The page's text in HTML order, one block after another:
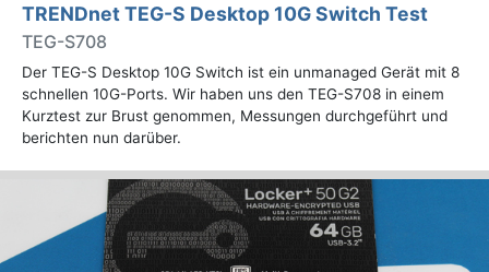
TRENDnet TEG-S Desktop 10G Switch Test
TEG-S708
Der TEG-S Desktop 10G Switch ist ein unmanaged Gerät mit 8
schnellen 10G-Ports. Wir haben uns den TEG-S708 in einem
Kurztest zur Brust genommen, Messungen durchgeführt und
berichten nun darüber.